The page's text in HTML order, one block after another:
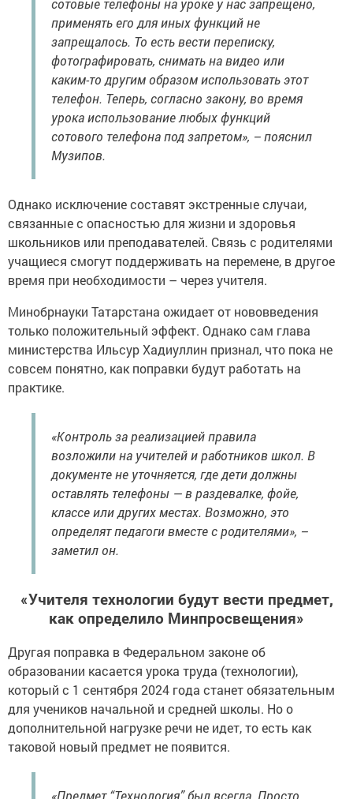
сотовые телефоны на уроке у нас запрещено,
применять его для иных функций не
запрещалось. То есть вести переписку,
фотографировать, снимать на видео или
каким-то другим образом использовать этот
телефон. Теперь, согласно закону, во время
урока использование любых функций
сотового телефона под запретом», – пояснил
Музипов.
Однако исключение составят экстренные случаи,
связанные с опасностью для жизни и здоровья
школьников или преподавателей. Связь с родителями
учащиеся смогут поддерживать на перемене, в другое
время при необходимости – через учителя.
Минобрнауки Татарстана ожидает от нововведения
только положительный эффект. Однако сам глава
министерства Ильсур Хадиуллин признал, что пока не
совсем понятно, как поправки будут работать на
практике.
«Контроль за реализацией правила
возложили на учителей и работников школ. В
документе не уточняется, где дети должны
оставлять телефоны — в раздевалке, фойе,
классе или других местах. Возможно, это
определят педагоги вместе с родителями», –
заметил он.
«Учителя технологии будут вести предмет,
как определило Минпросвещения»
Другая поправка в Федеральном законе об
образовании касается урока труда (технологии),
который с 1 сентября 2024 года станет обязательным
для учеников начальной и средней школы. Но о
дополнительной нагрузке речи не идет, то есть как
таковой новый предмет не появится.
«Предмет “Технология” был всегда. Просто